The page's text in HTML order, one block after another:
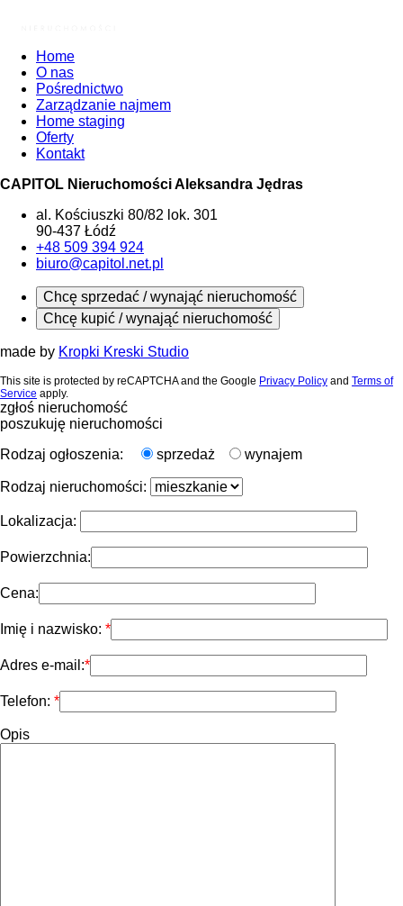
Home
O nas
Pośrednictwo
Zarządzanie najmem
Home staging
Oferty
Kontakt
CAPITOL Nieruchomości Aleksandra Jędras
al. Kościuszki 80/82 lok. 301
90-437 Łódź
+48 509 394 924
biuro@capitol.net.pl
Chcę sprzedać / wynająć nieruchomość
Chcę kupić / wynająć nieruchomość
made by Kropki Kreski Studio
This site is protected by reCAPTCHA and the Google Privacy Policy and Terms of
Service apply.
zgłoś nieruchomość
poszukuję nieruchomości
Rodzaj ogłoszenia:
sprzedaż wynajem
Rodzaj nieruchomości:
Lokalizacja:
Powierzchnia:
Cena:
Imię i nazwisko:
Adres e-mail:
Telefon:
Opis